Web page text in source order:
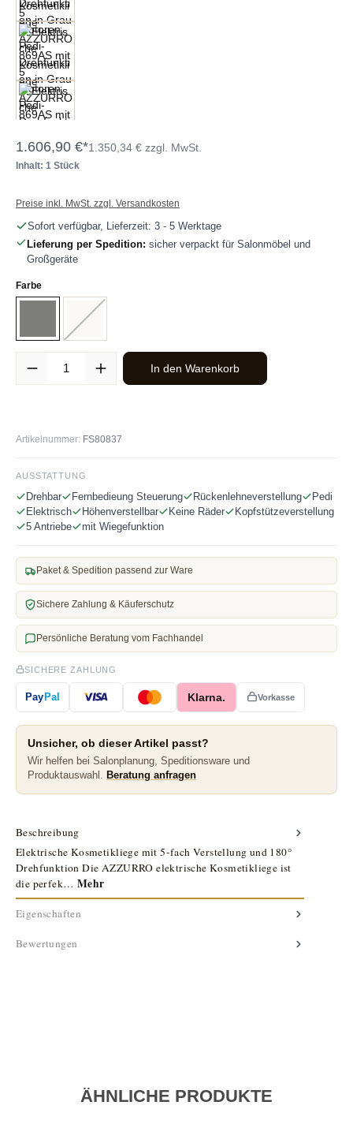
1.606,90 €*1.350,34 € zzgl. MwSt.
Inhalt: 1 Stück
Preise inkl. MwSt. zzgl. Versandkosten
Sofort verfügbar, Lieferzeit: 3 - 5 Werktage
Lieferung per Spedition: sicher verpackt für Salonmöbel und
Großgeräte
Farbeauswählen
Weiß
(Diese Option ist zurzeit nicht verfügbar.)
Produkt Anzahl: Gib den gewünschten Wert ein oder benutze die
In den Warenkorb
Artikelnummer: FS80837
AUSSTATTUNG
Drehbar Fernbedieung Steuerung Rückenlehneverstellung
Pedi
Elektrisch
Höhenverstellbar Keine Räder
Kopfstützeverstellung
5 Antriebe
mit Wiegefunktion
Paket & Spedition passend zur Ware
Sichere Zahlung & Käuferschutz
Persönliche Beratung vom Fachhandel
SICHERE ZAHLUNG
PayPal Klarna. Vorkasse
Unsicher, ob dieser Artikel passt?
Wir helfen bei Salonplanung, Speditionsware und
Produktauswahl.
Beratung anfragen
Beschreibung
Elektrische Kosmetikliege mit 5-fach Verstellung und 180°
Drehfunktion Die AZZURRO elektrische Kosmetikliege ist
die perfek… Mehr
Eigenschaften
Bewertungen
ÄHNLICHE PRODUKTE